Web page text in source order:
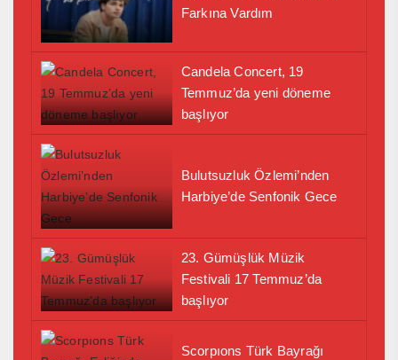
Farkına Vardım
Candela Concert, 19
Temmuz’da yeni döneme
başlıyor
Bulutsuzluk Özlemi’nden
Harbiye’de Senfonik Gece
23. Gümüşlük Müzik
Festivali 17 Temmuz’da
başlıyor
Scorpıons Türk Bayrağı